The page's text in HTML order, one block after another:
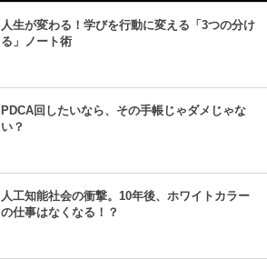
人生が変わる！学びを行動に変える「3つの分け
る」ノート術
PDCA回したいなら、その手帳じゃダメじゃな
い？
人工知能社会の衝撃。10年後、ホワイトカラー
の仕事はなくなる！？